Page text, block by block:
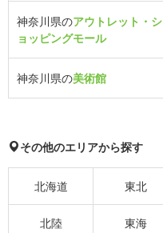
神奈川県のアウトレット・シ
ョッピングモール
神奈川県の美術館
その他のエリアから探す
北海道 東北
北陸 東海